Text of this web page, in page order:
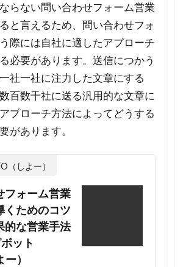
らない問い合わせフォーム営業
と言えるため、問い合わせフォ
際には自社に適したアプローチ
必要があります。送信につかう
社一社に注力した文章にする
百数千社に送る汎用的な文章に
プローチ方法によってどうする
があります。
（しよー）
フォーム営業
くためのコツ
的な営業手法
ット
）